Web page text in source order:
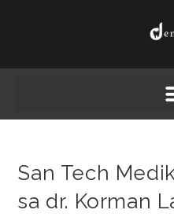
San Tech
sa dr. Korman